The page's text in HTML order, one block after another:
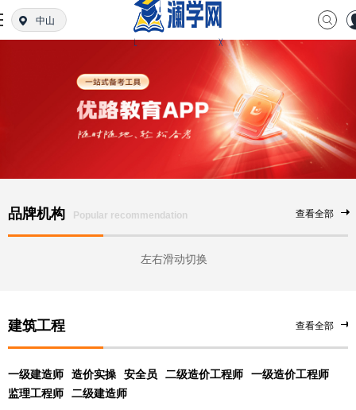
中山
品牌机构 Popular recommendation 查看全部
左右滑动切换
建筑工程 查看全部
一级建造师 造价实操 安全员 二级造价工程师
一级造价工程师
监理工程师
二级建造师